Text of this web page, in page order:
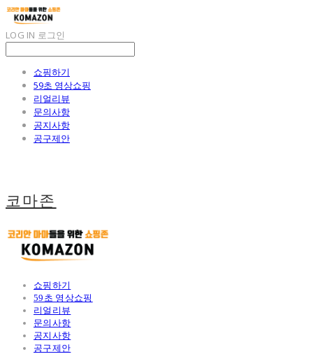
LOG IN 로그인
쇼핑하기
59초 영상쇼핑
리얼리뷰
문의사항
공지사항
공구제안
코마존
쇼핑하기
59초 영상쇼핑
리얼리뷰
문의사항
공지사항
공구제안